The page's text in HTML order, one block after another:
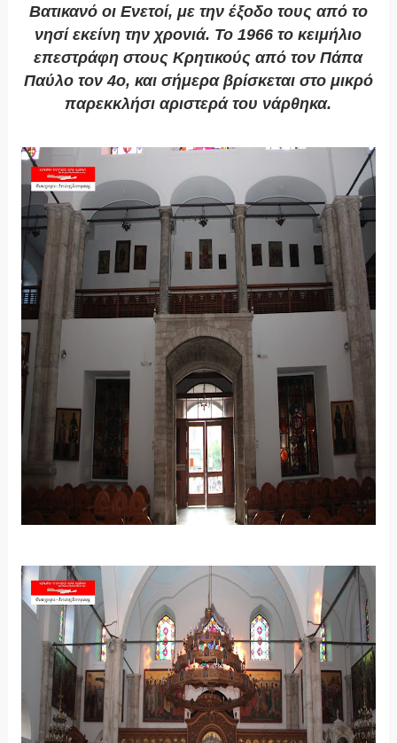
Βατικανό οι Ενετοί, με την έξοδο τους από το
νησί εκείνη την χρονιά. Το 1966 το κειμήλιο
επεστράφη στους Κρητικούς από τον Πάπα
Παύλο τον 4ο, και σήμερα βρίσκεται στο μικρό
παρεκκλήσι αριστερά του νάρθηκα.